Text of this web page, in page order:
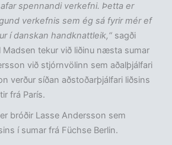
spennandi verkefni. Þetta er
verkefnis sem ég sá fyrir mér ef
í danskan handknattleik,“ sagði
Madsen tekur við liðinu næsta sumar
við stjórnvölinn sem aðalþjálfari
verður síðan aðstoðarþjálfari liðsins
frá París.
bróðir Lasse Andersson sem
í sumar frá Füchse Berlin.